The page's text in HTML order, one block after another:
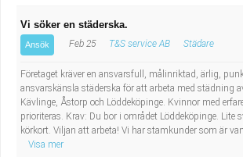
Vi söker en städerska.
Ansök Feb 25 T&S service AB Städare
Företaget kräver en ansvarsfull, målinriktad, ärlig,
ansvarskänsla städerska för att arbeta med städning
Kävlinge, Åstorp och Löddeköpinge. Kvinnor med
prioriteras. Krav: Du bor i området Löddeköpinge. Lite
körkort. Viljan att arbeta! Vi har stamkunder som är
Visa mer